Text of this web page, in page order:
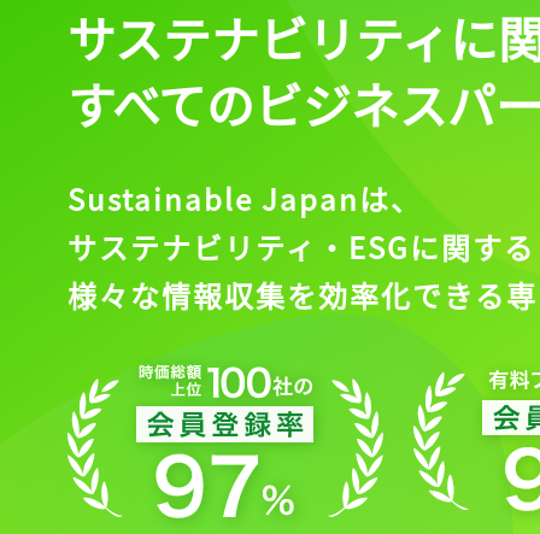
サステナビリティに
すべてのビジネスパ
Sustainable Japanは、
サステナビリティ・ESGに関する
様々な情報収集を効率化できる